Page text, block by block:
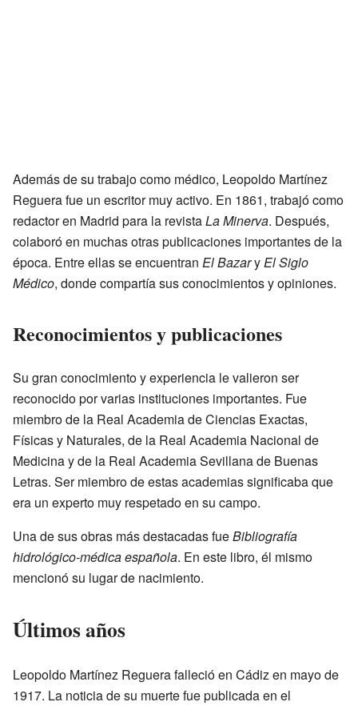
Además de su trabajo como médico, Leopoldo Martínez
Reguera fue un escritor muy activo. En 1861, trabajó como
redactor en Madrid para la revistaLa Minerva. Después,
colaboró en muchas otras publicaciones importantes de la
época. Entre ellas se encuentran El BazaryEl Siglo
Médico, donde compartía sus conocimientos y opiniones.
Reconocimientos y publicaciones
Su gran conocimiento y experiencia le valieron ser
reconocido por varias instituciones importantes. Fue
miembro de la Real Academia de Ciencias Exactas,
Físicas y Naturales, de la Real Academia Nacional de
Medicina y de la Real Academia Sevillana de Buenas
Letras. Ser miembro de estas academias significaba que
era un experto muy respetado en su campo.
Una de sus obras más destacadas fueBibliografía
hidrológico-médica española. En este libro, él mismo
mencionó su lugar de nacimiento.
Últimos años
Leopoldo Martínez Reguera falleció en Cádiz en mayo de
1917. La noticia de su muerte fue publicada en el